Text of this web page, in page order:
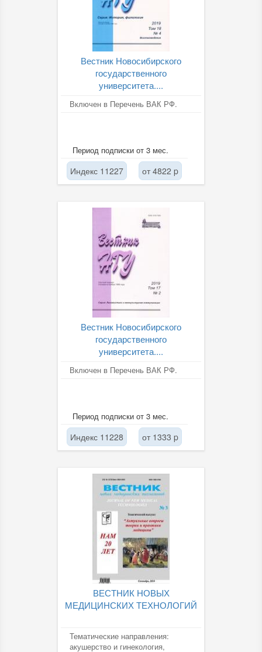
Вестник Новосибирского
государственного
университета....
Включен в Перечень ВАК РФ.
Период подписки от 3 мес.
Индекс 11227 от 4822 p
Вестник Новосибирского
государственного
университета....
Включен в Перечень ВАК РФ.
Период подписки от 3 мес.
Индекс 11228 от 1333 p
ВЕСТНИК НОВЫХ
МЕДИЦИНСКИХ ТЕХНОЛОГИЙ
Тематические направления:
акушерство и гинекология,